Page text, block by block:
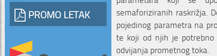
PROMO LETAK
semaforiziranih raskrižja.
pojedinog parametra na
te koji od njih je
odvijanja prometnog toka.